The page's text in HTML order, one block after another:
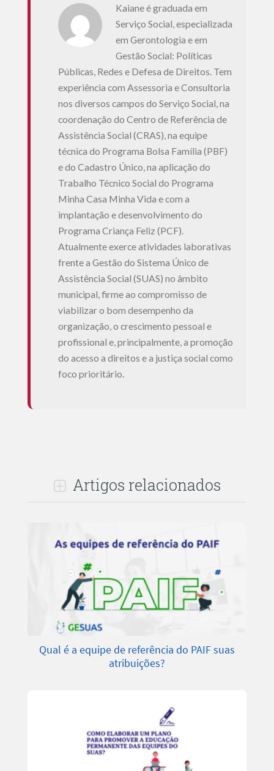
Kaiane é graduada em
Serviço Social, especializada
em Gerontologia e em
Gestão Social: Políticas
Públicas, Redes e Defesa de Direitos. Tem
experiência com Assessoria e Consultoria
nos diversos campos do Serviço Social, na
coordenação do Centro de Referência de
Assistência Social (CRAS), na equipe
técnica do Programa Bolsa Família (PBF)
e do Cadastro Único, na aplicação do
Trabalho Técnico Social do Programa
Minha Casa Minha Vida e com a
implantação e desenvolvimento do
Programa Criança Feliz (PCF).
Atualmente exerce atividades laborativas
frente a Gestão do Sistema Único de
Assistência Social (SUAS) no âmbito
municipal, firme ao compromisso de
viabilizar o bom desempenho da
organização, o crescimento pessoal e
profissional e, principalmente, a promoção
do acesso a direitos e a justiça social como
foco prioritário.
Artigos relacionados
Qual é a equipe de referência do PAIF suas
atribuições?